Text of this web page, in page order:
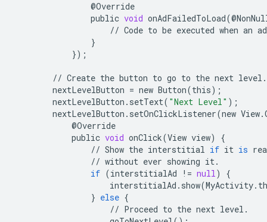
@Override
public void onAdFailedToLoad(@
// Code to be executed when an ad
}
});
// Create the button to go to the next level .
nextLevelButton = new Button(this);
nextLevelButton . setText( "Next Level" );
nextLevelButton . setOnClickListener(new View.
@Override
public void onClick(View view)
{
// Show the interstitial if it is
// without ever showing it.
if (interstitialAd != null)
{
interstitialAd . show(MyActivity.
} else {
// Proceed to the next level .